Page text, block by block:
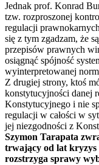
Jednak prof. Konrad
tzw. rozproszonej
regulacji
się z tym zgadzam, że
przepisów prawnych
osiągnąć spójność
wyinterpretowanej
Z drugiej strony, ktoś
konstytucyjności danej
Konstytucyjnego i nie
regulacji w całości w
jej niezgodności z
Szymon Tarapata
trwający od lat
rozstrzyga sprawy